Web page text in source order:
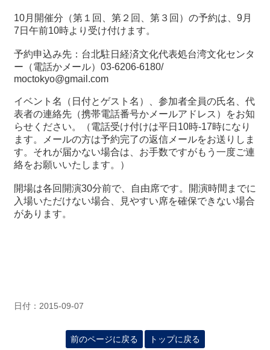
10月開催分（第１回、第２回、第３回）の予約は、9月
7日午前10時より受け付けます。
予約申込み先： 台北駐日経済文化代表処台湾文化センタ
ー （電話かメール）03-6206-6180/
moctokyo@gmail.com
イベント名（日付とゲスト名）、参加者全員の氏名、代
表者の連絡先（携帯電話番号かメールアドレス）をお知
らせください。（電話受け付けは平日10時-17時になり
ます。メールの方は予約完了の返信メールをお送りしま
す。それが届かない場合は、お手数ですがもう一度ご連
絡をお願いいたします。）
開場は各回開演30分前で、自由席です。開演時間までに
入場いただけない場合、見やすい席を確保できない場合
があります。
日付：2015-09-07
前のページに戻る トップに戻る